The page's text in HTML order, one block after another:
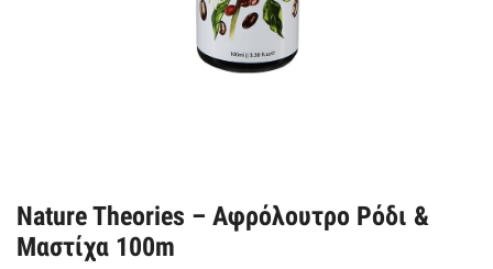
Nature Theories – Αφρόλουτρο Ρόδι &
Μαστίχα 100m